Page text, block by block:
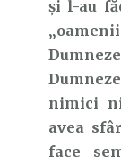
și l-au
„oamenii
nimici
avea
face